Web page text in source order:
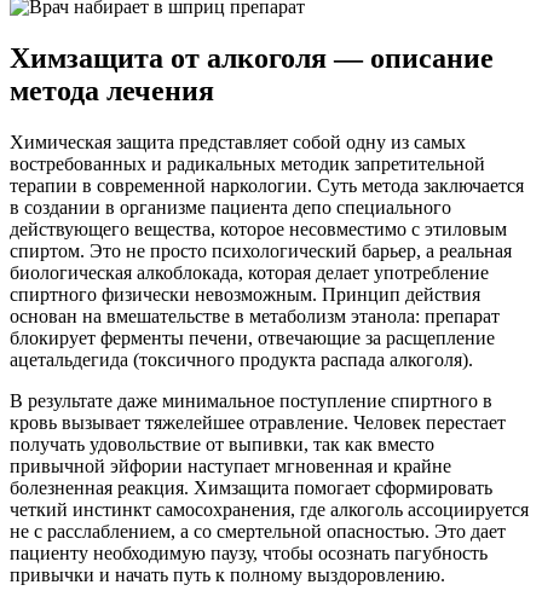
Химзащита от алкоголя — описание
метода лечения
Химическая защита представляет собой одну из самых
востребованных и радикальных методик запретительной
терапии в современной наркологии. Суть метода заключается
в создании в организме пациента депо специального
действующего вещества, которое несовместимо с этиловым
спиртом. Это не просто психологический барьер, а реальная
биологическая алкоблокада, которая делает употребление
спиртного физически невозможным. Принцип действия
основан на вмешательстве в метаболизм этанола: препарат
блокирует ферменты печени, отвечающие за расщепление
ацетальдегида (токсичного продукта распада алкоголя).
В результате даже минимальное поступление спиртного в
кровь вызывает тяжелейшее отравление. Человек перестает
получать удовольствие от выпивки, так как вместо
привычной эйфории наступает мгновенная и крайне
болезненная реакция. Химзащита помогает сформировать
четкий инстинкт самосохранения, где алкоголь ассоциируется
не с расслаблением, а со смертельной опасностью. Это дает
пациенту необходимую паузу, чтобы осознать пагубность
привычки и начать путь к полному выздоровлению.